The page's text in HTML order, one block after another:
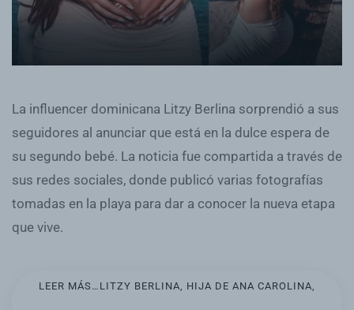
La influencer dominicana Litzy Berlina sorprendió a sus
seguidores al anunciar que está en la dulce espera de
su segundo bebé. La noticia fue compartida a través de
sus redes sociales, donde publicó varias fotografías
tomadas en la playa para dar a conocer la nueva etapa
que vive.
LEER MÁS…LITZY BERLINA, HIJA DE ANA CAROLINA,